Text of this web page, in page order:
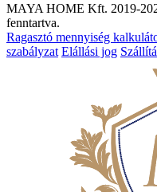
MAYA HOME Kft. 2019-
fenntartva.
Ragasztó mennyiség
szabályzat Elállási jog